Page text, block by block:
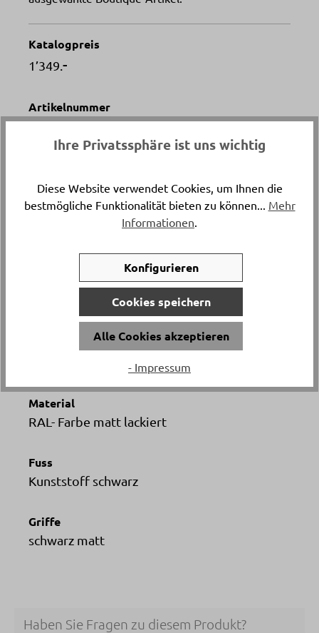
Katalogpreis
1’349. -
Artikelnummer
3784.80.
Lieferung und Montage
Material
RAL- Farbe matt lackiert
Fuss
Kunststoff schwarz
Griffe
schwarz matt
Haben Sie Fragen zu diesem Produkt?
Ihre Privatssphäre ist uns wichtig
Diese Website verwendet Cookies, um Ihnen die
bestmögliche Funktionalität bieten zu können... Mehr
Informationen
Konfigurieren
Cookies speichern
Alle Cookies akzeptieren
- Impressum